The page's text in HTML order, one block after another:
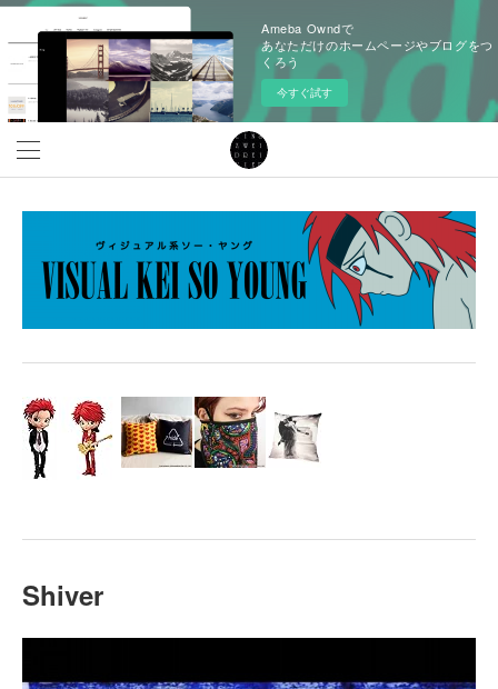
Ameba Owndで
あなただけのホームページやブログをつ
くろう
今すぐ試す
Shiver